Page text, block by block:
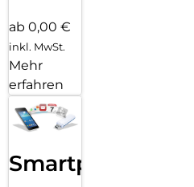
ab 0,00 €
inkl. MwSt.
Mehr
erfahren
Smartphone